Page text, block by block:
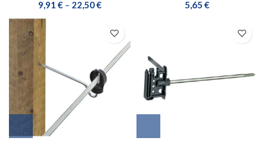
9,91 € – 22,50€ 5,65 €